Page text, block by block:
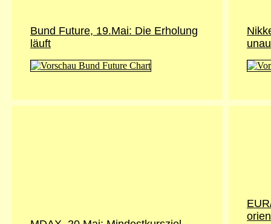
Bund Future, 19.Mai: Die Erholung
läuft